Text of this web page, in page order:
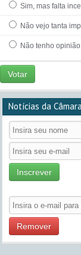
Sim, mas falta
Não vejo tanta
Não tenho
Votar
Notícias da
Inscrever
Remover